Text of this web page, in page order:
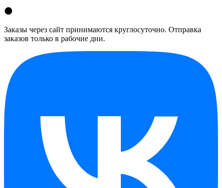
Заказы через сайт принимаются круглосуточно. Отправка
заказов только в рабочие дни.